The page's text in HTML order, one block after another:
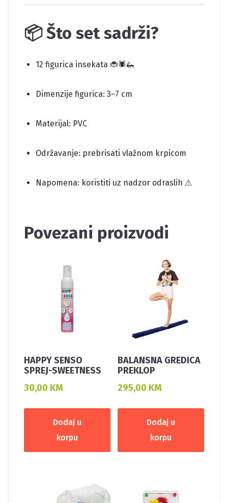
📦 Što set sadrži?
12 figurica insekata 🐞🕷️🦗
Dimenzije figurica: 3–7 cm
Materijal: PVC
Održavanje: prebrisati vlažnom krpicom
Napomena: koristiti uz nadzor odraslih ⚠
Povezani proizvodi
HAPPY SENSO
SPREJ-SWEETNESS
30,00 KM
Dodaj u
korpu
BALANSNA GREDICA
PREKLOP
295,00 KM
Dodaj u
korpu